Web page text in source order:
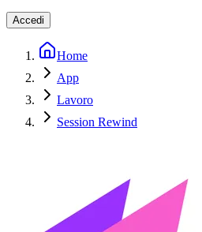
Accedi
Home
App
Lavoro
Session Rewind